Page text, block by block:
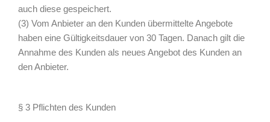
auch diese gespeichert.
(3) Vom Anbieter an den Kunden übermittelte Angebote
haben eine Gültigkeitsdauer von 30 Tagen. Danach gilt die
Annahme des Kunden als neues Angebot des Kunden an
den Anbieter.
§ 3 Pflichten des Kunden